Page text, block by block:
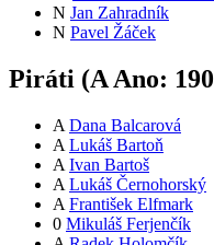
N Jan Zahradník
N Pavel Žáček
Piráti (A Ano: 190
A Dana Balcarová
A Lukáš Bartoň
A Ivan Bartoš
A Lukáš Černohorský
A František Elfmark
0 Mikuláš Ferjenčík